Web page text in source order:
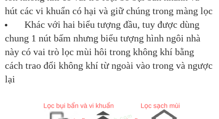
hút các vi khuẩn có hại và giữ chúng trong màng lọc
Khác với hai biểu tượng đầu, tuy được dùng
chung 1 nút bấm nhưng biểu tượng hình ngôi nhà
này có vai trò lọc mùi hôi trong không khí bằng
cách trao đổi không khí từ ngoài vào trong và ngược
lại